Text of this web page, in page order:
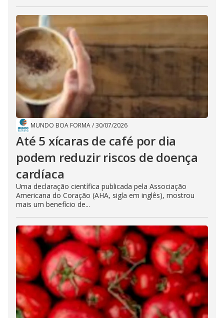
MUNDO BOA FORMA/30/07/2026
Até 5 xícaras de café por dia
podem reduzir riscos de doença
cardíaca
Uma declaração científica publicada pela Associação
Americana do Coração (AHA, sigla em inglês), mostrou
mais um benefício de...